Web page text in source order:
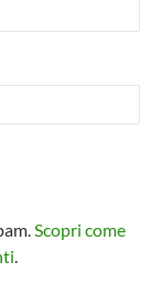
Scopri come